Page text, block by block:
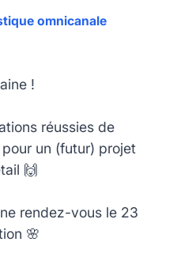
omnicanale
!
réussies de
un (futur) projet
🙌
rendez-vous le 23
🌸